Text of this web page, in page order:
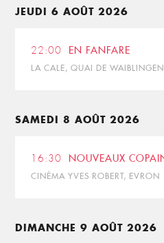
JEUDI 6 AOÛT 2026
22:00 EN FANFARE
LA CALE, QUAI DE
SAMEDI 8 AOÛT 2026
16:30 NOUVEAUX
CINÉMA YVES ROBERT, EVRON
DIMANCHE 9 AOÛT 2026